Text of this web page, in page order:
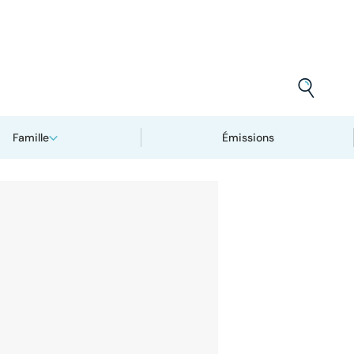
Famille Émissions